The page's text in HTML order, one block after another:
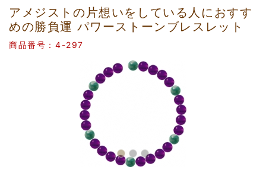
アメジストの片想いをしている人におすす
めの勝負運 パワーストーンブレスレット
商品番号：4-297